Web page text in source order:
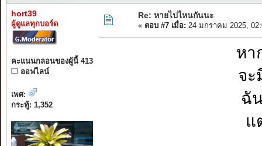
hort39
ผู้ดูแลทุกบอร์ด
คะแนนกลอนของผู้นี้ 413
ออฟไลน์
เพศ:
กระทู้: 1,352
Re: หายไปไหนกันนะ
« ตอบ #7 เมื่อ: 24 มกราคม 2025,
หา
จะ
ฉั
แ